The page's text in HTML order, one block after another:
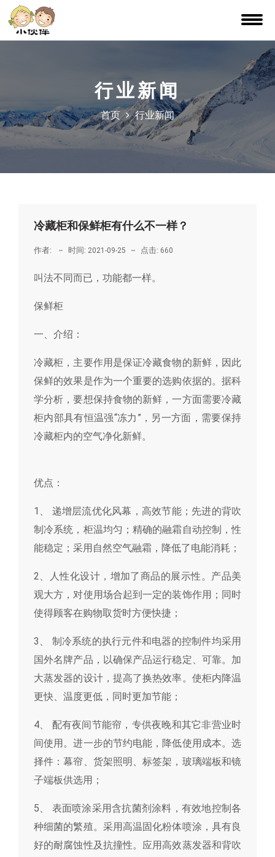
行业新闻
首页 行业新闻
冷藏柜和保鲜柜有什么不一样？
作者: 时间: 2021-09-25 点击: 660
叫法不同而已，功能都一样。
保鲜柜
一、介绍：
冷藏柜，主要作用是保证冷藏食物的新鲜，因此
保鲜的效果是作为一个重要的选购依据的。据科
学分析，要想保持食物的新鲜，一方面需要冷藏
柜内部具有恒温强“冻力”，另一方面，需要保持
冷藏柜内的空气净化新鲜。
优点：
1、 递增层流优化风幕，高效节能；先进的背吹
制冷系统，柜温均匀；精确的融霜自动控制，性
能稳定；采用自然空气融霜，降低了电能消耗；
2、人性化设计，增加了商品的展示性。产品美
观大方，对使用场合起到一定的装饰作用；同时
使得顾客在购物取货时方便快捷；
3、 制冷系统的执行元件和电器的控制件均采用
国外名牌产品，以确保产品运行稳定、可靠。加
大蒸发器的设计，提高了换热效率。使柜内降温
更快、温度更低，同时更加节能；
4、 配有夜间节能帘，专供夜晚和其它非营业时
间使用。进一步的节约电能，降低使用成本。选
择件：幕帘、货架照明、标签架，玻璃端板和镜
子端板供选用；
5、 表面喷涂采用含抗菌剂涂料，有效地控制各
种细菌的繁殖。采用高温固化粉体喷涂，具有良
好的耐腐蚀性及抗撞性。应用高效蒸发器和背吹